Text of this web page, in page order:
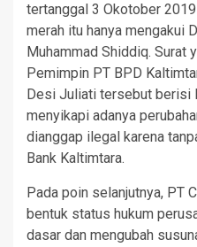
tertanggal 3 Okotober
merah itu hanya mengakui
Muhammad Shiddiq. Surat
Pemimpin PT BPD
Desi Juliati tersebut berisi
menyikapi adanya
dianggap ilegal karena
Bank Kaltimtara.
Pada poin selanjutnya, PT
bentuk status hukum
dasar dan mengubah